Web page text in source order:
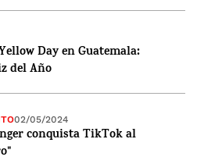
Day en Guatemala:
del Año
02/05/2024
conquista TikTok al